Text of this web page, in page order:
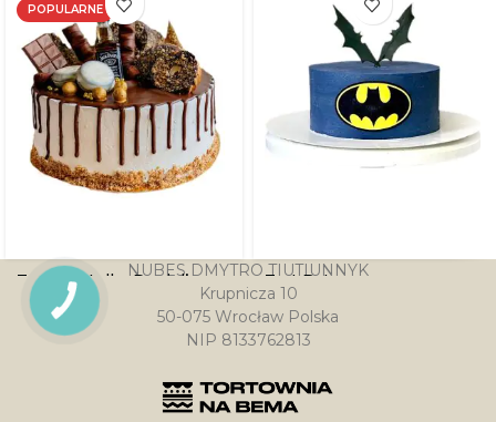
POPULARNE
Tort z butelką Daniel’s Tort Batman
146.00zł
NUBES DMYTRO TIUTIUNNYK
Krupnicza 10
50-075 Wrocław Polska
NIP 8133762813
PRZYCISK
KONTAKTU